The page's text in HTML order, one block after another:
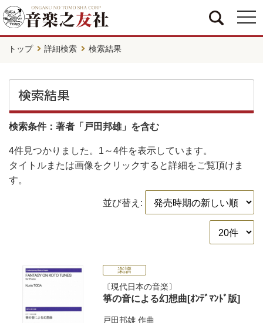
トップ 詳細検索 検索結果
検索結果
検索条件：著者「戸田邦雄」を含む
4件見つかりました。 1～4件を表示しています。
タイトルまたは画像をクリックすると詳細をご覧頂けま
す。
並び替え:
楽譜
現代日本の音楽
箏の音による幻想曲[ｵﾝﾃﾞﾏﾝﾄﾞ版]
戸田邦雄 作曲